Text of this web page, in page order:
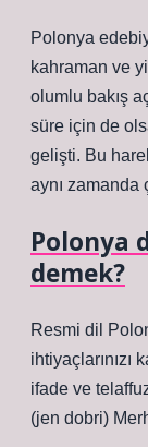
Polonya
kahraman ve
olumlu bakış
süre için de
gelişti. Bu
aynı
Polonya
demek?
Resmi dil
ihtiyaçlarınızı
ifade ve
(jen dobri)